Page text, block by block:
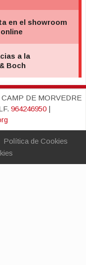
DE MORVEDRE
964246950|
Política de Cookies